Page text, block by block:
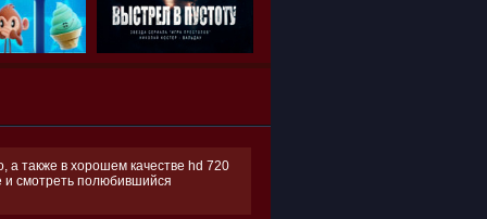
а также в хорошем качестве hd 720
и смотреть полюбившийся